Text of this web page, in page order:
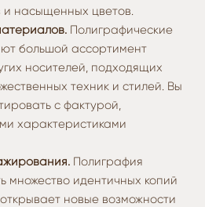
насыщенных цветов.
Полиграфические
большой ассортимент
носителей, подходящих
техник и стилей. Вы
с фактурой,
характеристиками
Полиграфия
множество идентичных копий
новые возможности